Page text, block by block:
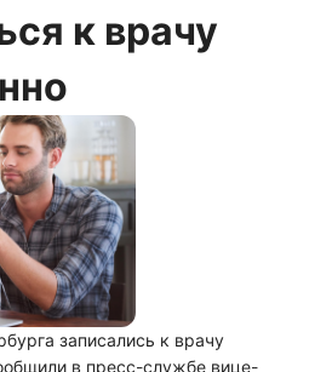
к врачу
записались к врачу
в пресс-службе вице-